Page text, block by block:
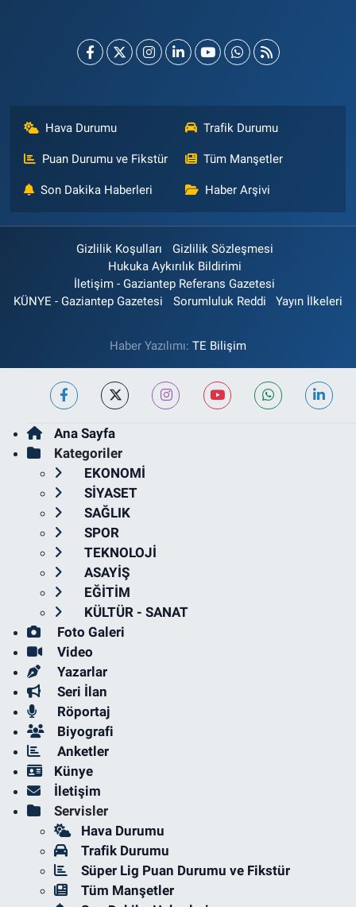
Hava Durumu Trafik Durumu
Puan Durumu ve Fikstür Tüm Manşetler
Son Dakika Haberleri Haber Arşivi
Gizlilik Koşulları
Gizlilik Sözleşmesi
Hukuka Aykırılık Bildirimi
İletişim - Gaziantep Referans Gazetesi
KÜNYE - Gaziantep Gazetesi
Sorumluluk Reddi Yayın İlkeleri
Haber Yazılımı: TE Bilişim
Ana Sayfa
Kategoriler
EKONOMİ
SİYASET
SAĞLIK
SPOR
TEKNOLOJİ
ASAYİŞ
EĞİTİM
KÜLTÜR - SANAT
Foto Galeri
Video
Yazarlar
Seri İlan
Röportaj
Biyografi
Anketler
Künye
İletişim
Servisler
Hava Durumu
Trafik Durumu
Süper Lig Puan Durumu ve Fikstür
Tüm Manşetler